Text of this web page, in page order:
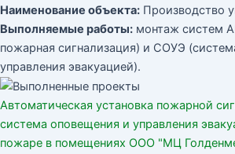
Наименование объекта: Производство
Выполняемые работы: монтаж систем
пожарная сигнализация) и СОУЭ
управления эвакуацией).
Автоматическая установка пожарной
система оповещения и управления
пожаре в помещениях ООО "МЦ